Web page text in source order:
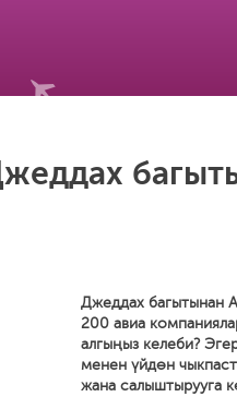
Джеддах багытынан
200 авиа
алгыңыз келеби?
менен үйдөн
жана салыштырууга